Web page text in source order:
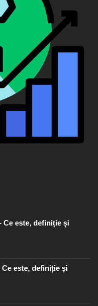
Ce este, definiție și
este, definiție și